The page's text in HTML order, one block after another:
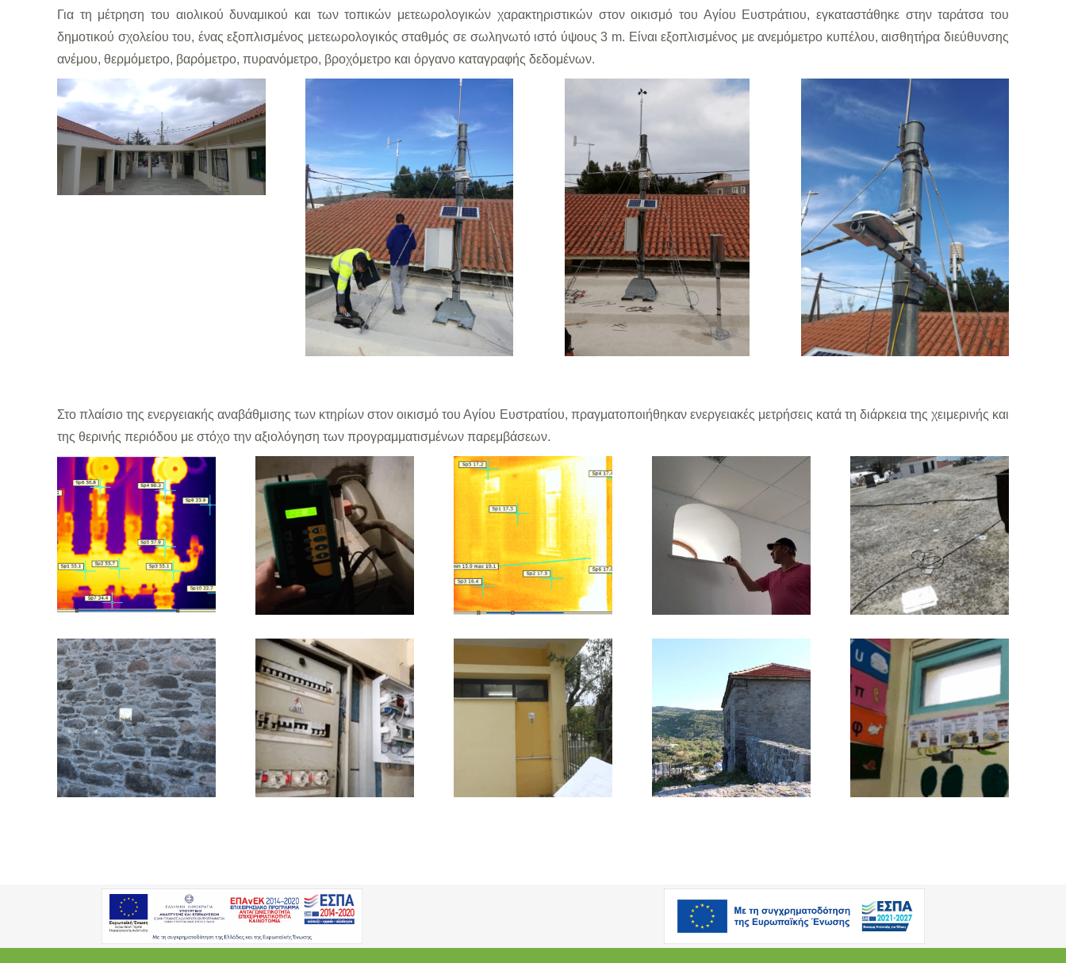
Για τη μέτρηση του αιολικού δυναμικού και των τοπικών μετεωρολογικών χαρακτηριστικών στον οικισμό του Αγίου Ευστράτιου, εγκαταστάθηκε στην ταράτσα του
δημοτικού σχολείου του, ένας εξοπλισμένος μετεωρολογικός σταθμός σε σωληνωτό ιστό ύψους 3 m. Είναι εξοπλισμένος με ανεμόμετρο κυπέλου, αισθητήρα διεύθυνσης
ανέμου, θερμόμετρο, βαρόμετρο, πυρανόμετρο, βροχόμετρο και όργανο καταγραφής δεδομένων.
Στο πλαίσιο της ενεργειακής αναβάθμισης των κτηρίων στον οικισμό του Αγίου Ευστρατίου, πραγματοποιήθηκαν ενεργειακές μετρήσεις κατά τη διάρκεια της χειμερινής και
της θερινής περιόδου με στόχο την αξιολόγηση των προγραμματισμένων παρεμβάσεων.